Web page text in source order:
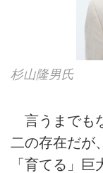
杉山隆男氏
言うまでも
二の存在だが
「育てる」